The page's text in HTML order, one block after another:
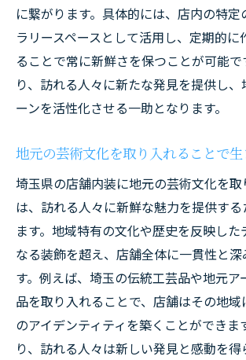
に繋がります。具体的には、店内の特定
ラリースペースとして活用し、定期的に
ることで常に新鮮さを保つことが可能で
り、訪れる人々に新たな発見を提供し
ーンを活性化させる一助となります。
地元の芸術文化を取り入れることで
埼玉県の店舗内装に地元の芸術文化を取
は、訪れる人々に新鮮な魅力を提供する
ます。地域特有の文化や歴史を反映し
なる装飾を超え、店舗全体に一貫性と
す。例えば、埼玉の伝統工芸品や地元ア
品を取り入れることで、店舗はその地域
のアイデンティティを築くことができま
り、訪れる人々は新しい発見と感動を